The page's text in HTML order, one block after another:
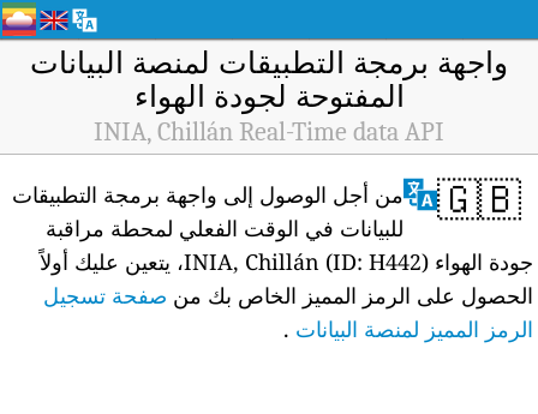
واجهة برمجة التطبيقات لمنصة البيانات
المفتوحة لجودة الهواء
INIA, Chillán Real-Time data API
🇬🇧
من أجل الوصول إلى واجهة برمجة التطبيقات
للبيانات في الوقت الفعلي لمحطة مراقبة
جودة الهواء INIA, Chillán (ID: H442)، يتعين عليك أولاً
الحصول على الرمز المميز الخاص بك من صفحة تسجيل
الرمز المميز لمنصة البيانات .